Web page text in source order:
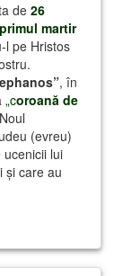
de 26
primul martir
l pe Hristos
, în
„coroană de
(evreu)
lui
şi care au